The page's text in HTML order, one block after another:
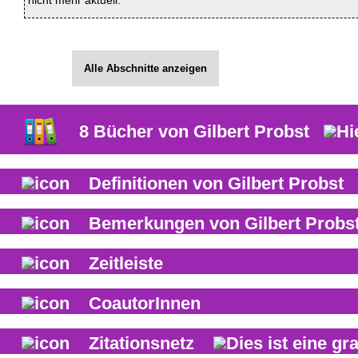
Alle Abschnitte anzeigen
8 Bücher von Gilbert Probst
Definitionen von Gilbert Probst
Bemerkungen von Gilbert
Zeitleiste
CoautorInnen
Zitationsnetz